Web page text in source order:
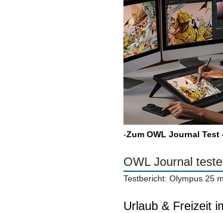
-Zum OWL Journal Test
OWL Journal
Testbericht: Olympus 25
Urlaub & Freizeit